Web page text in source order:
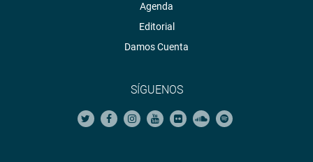
Agenda
Editorial
Damos Cuenta
SÍGUENOS